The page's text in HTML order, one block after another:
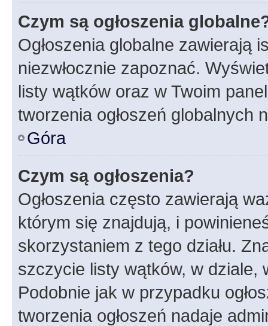
Czym są ogłoszenia
Ogłoszenia globalne zawierają
niezwłocznie zapoznać.
listy wątków oraz w Twoim
tworzenia ogłoszeń globalnych
Góra
Czym są ogłoszenia?
Ogłoszenia często zawierają
którym się znajdują, i
skorzystaniem z tego działu.
szczycie listy wątków, w dziale,
Podobnie jak w przypadku
tworzenia ogłoszeń nadaje